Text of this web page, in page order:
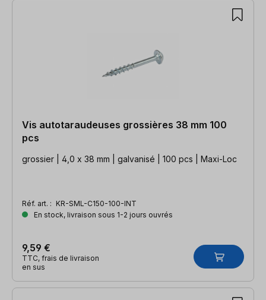
Vis autotaraudeuses grossières 38 mm 100
pcs
grossier | 4,0 x 38 mm | galvanisé | 100 pcs | Maxi-Loc
Réf. art. : KR-SML-C150-100-INT
En stock, livraison sous 1-2 jours ouvrés
9,59 €
TTC, frais de livraison
en sus